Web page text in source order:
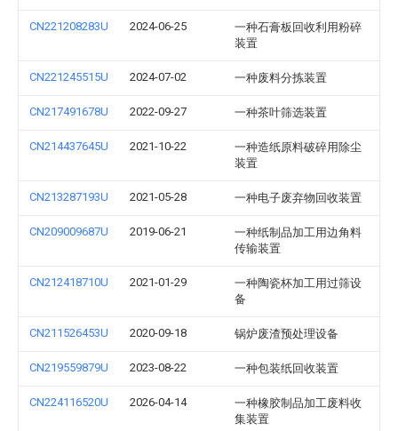
CN221208283U 2024-06-25
一种石膏板回收利用粉碎
装置
CN221245515U 2024-07-02 一种废料分拣装置
CN217491678U 2022-09-27 一种茶叶筛选装置
CN214437645U 2021-10-22
一种造纸原料破碎用除尘
装置
CN213287193U 2021-05-28 一种电子废弃物回收装置
CN209009687U 2019-06-21
一种纸制品加工用边角料
传输装置
CN212418710U 2021-01-29
一种陶瓷杯加工用过筛设
备
CN211526453U 2020-09-18 锅炉废渣预处理设备
CN219559879U 2023-08-22 一种包装纸回收装置
CN224116520U 2026-04-14
一种橡胶制品加工废料收
集装置